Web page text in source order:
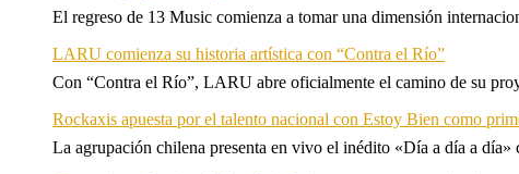
El regreso de 13 Music comienza a tomar una dimensión
LARU comienza su historia artística con “Contra el Río”
Con “Contra el Río”, LARU abre oficialmente el camino de su
Rockaxis apuesta por el talento nacional con Estoy Bien como
La agrupación chilena presenta en vivo el inédito «Día a día a